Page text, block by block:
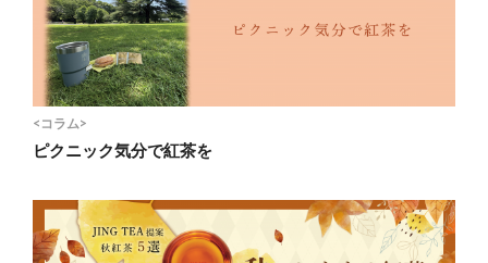
<コラム>
ピクニック気分で紅茶を